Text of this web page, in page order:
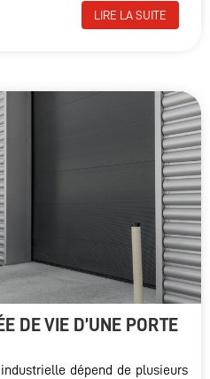
LIRE LA SUITE
DE VIE D’UNE PORTE
dépend de plusieurs